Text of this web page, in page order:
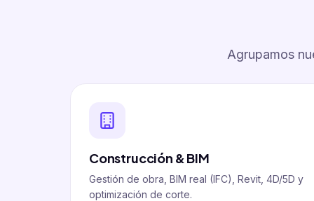
Agrupamos
Construcción & BIM
Gestión de obra, BIM real (IFC), Revit, 4D/5D y
optimización de corte.